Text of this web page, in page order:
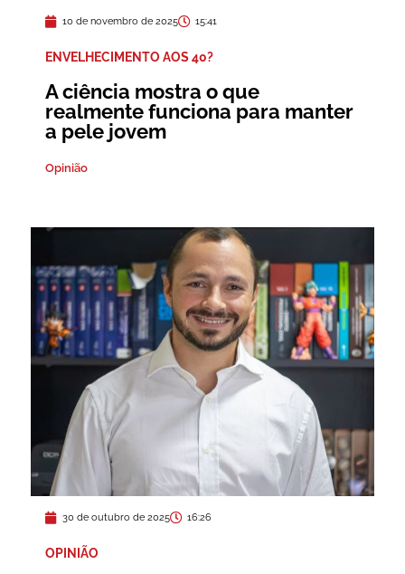
10 de novembro de 2025 15:41
ENVELHECIMENTO AOS 40?
A ciência mostra o que
realmente funciona para manter
a pele jovem
Opinião
30 de outubro de 2025 16:26
OPINIÃO